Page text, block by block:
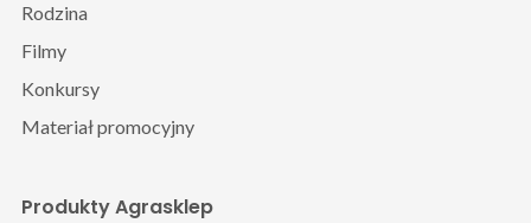
Produkty Agrasklep
Rodzina
Filmy
Konkursy
Materiał promocyjny